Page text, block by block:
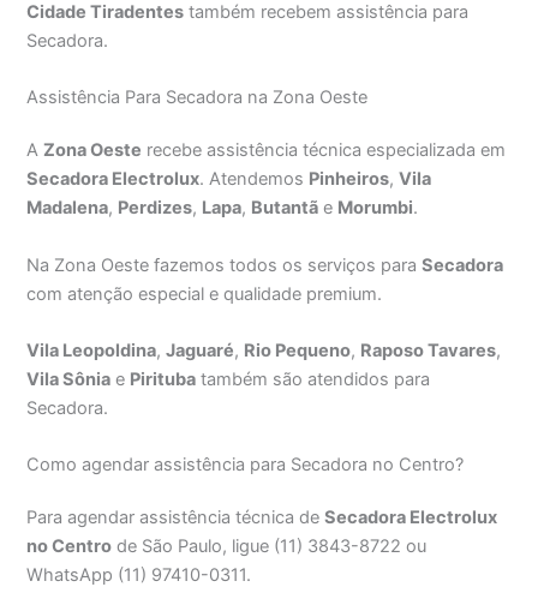
Cidade Tiradentes também recebem assistência para
Secadora.
Assistência Para Secadora na Zona Oeste
AZona Oeste recebe assistência técnica especializada em
Secadora Electrolux. Atendemos Pinheiros,Vila
Madalena, Perdizes, Lapa, Butantã e Morumbi.
Na Zona Oeste fazemos todos os serviços paraSecadora
com atenção especial e qualidade premium.
Vila Leopoldina,Jaguaré, Rio Pequeno, Raposo Tavares,
Vila Sônia e Pirituba também são atendidos para
Secadora.
Como agendar assistência para Secadora no Centro?
Para agendar assistência técnica deSecadora Electrolux
no Centro de São Paulo, ligue (11) 3843-8722 ou
WhatsApp (11) 97410-0311.